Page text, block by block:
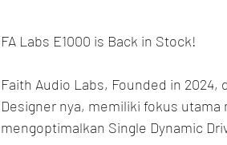
FA Labs E1000 is Back in Stock!
Faith Audio Labs, Founded in 2024,
Designer nya, memiliki fokus
mengoptimalkan Single Dynamic